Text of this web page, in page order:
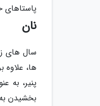
نان
سال های
ها، علاوه
پنیر، به
بخشیدن